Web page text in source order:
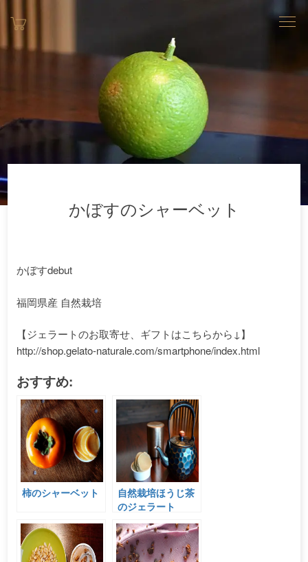
かぼすのシャーベット
かぼすdebut
福岡県産 自然栽培
【ジェラートのお取寄せ、ギフトはこちらから↓】
http://shop.gelato-naturale.com/smartphone/index.html
おすすめ:
柿のシャーベット
自然栽培ほうじ茶
のジェラート